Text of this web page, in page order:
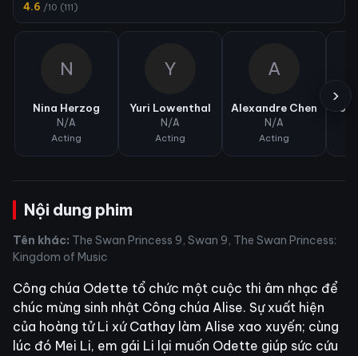
4.6 /10 (111)
N
Nina Herzog
N/A
Acting
Y
Yuri Lowenthal
N/A
Acting
A
Alexandre Chen
N/A
Acting
›
Nội dung phim
Tên khác: The Swan Princess 9, Swan 9, The Swan Princess:
Kingdom of Music
Công chúa Odette tổ chức một cuộc thi âm nhạc để
chúc mừng sinh nhật Công chúa Alise. Sự xuất hiện
của hoàng tử Li xứ Cathay làm Alise xao xuyến; cùng
lúc đó Mei Li, em gái Li lại muốn Odette giúp sức cứu